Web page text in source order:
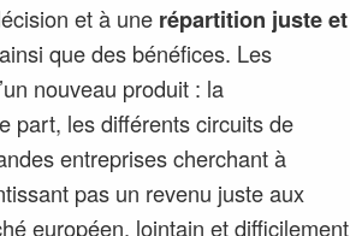
et à une répartition juste et
ainsi que des bénéfices. Les
nouveau produit : la
part, les différents circuits de
entreprises cherchant à
pas un revenu juste aux
européen, lointain et difficilement